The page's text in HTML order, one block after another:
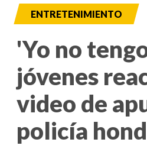
ENTRETENIMIENTO
'Yo no
jóvenes
video de
policía